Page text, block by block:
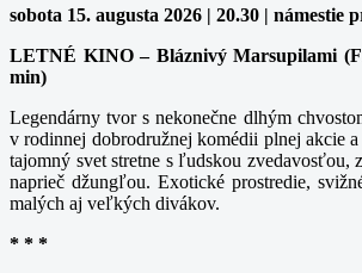
sobota 15. augusta 2026 | 20.30 | námestie
LETNÉ KINO – Bláznivý Marsupilami
min)
Legendárny tvor s nekonečne dlhým
v rodinnej dobrodružnej komédii plnej akcie
tajomný svet stretne s ľudskou zvedavosťou,
naprieč džungľou. Exotické prostredie,
malých aj veľkých divákov.
* * *